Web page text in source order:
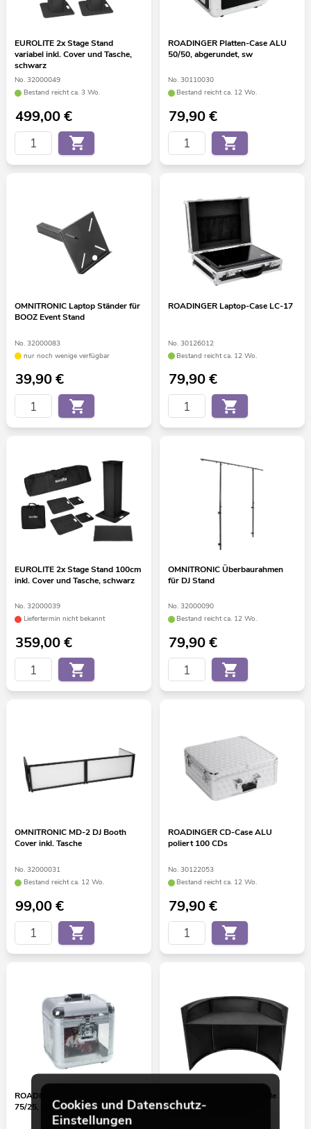
EUROLITE 2x Stage Stand
variabel inkl. Cover und Tasche,
schwarz
No. 32000049
Bestand reicht ca. 3 Wo.
499,00€
ROADINGER Platten-Case ALU
50/50, abgerundet, sw
No. 30110030
Bestand reicht ca. 12 Wo.
79,90€
OMNITRONIC Laptop Ständer für
BOOZ Event Stand
No. 32000083
nur noch wenige verfügbar
39,90€
ROADINGER Laptop-Case LC-17
No. 30126012
Bestand reicht ca. 12 Wo.
79,90€
EUROLITE 2x Stage Stand 100cm
inkl. Cover und Tasche, schwarz
No. 32000039
Liefertermin nicht bekannt
359,00€
OMNITRONIC Überbaurahmen
für DJ Stand
No. 32000090
Bestand reicht ca. 12 Wo.
79,90€
OMNITRONIC MD-2 DJ Booth
Cover inkl. Tasche
No. 32000031
Bestand reicht ca. 12 Wo.
99,00€
ROADINGER CD-Case ALU
poliert 100 CDs
No. 30122053
Bestand reicht ca. 12 Wo.
79,90€
ROADINGER Platten-Case ALU
75/25, abgerundet, acryl
OMNITRONIC Curved Mobile
Cookies und Datenschutz-
Einstellungen